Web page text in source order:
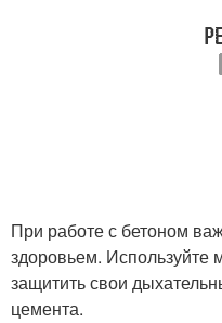
При работе с бетоном
здоровьем. Используйте
защитить свои
цемента.